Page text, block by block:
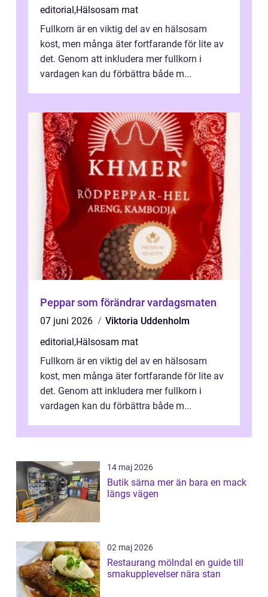
editorial ,Hälsosam mat
Fullkorn är en viktig del av en hälsosam
kost, men många äter fortfarande för lite av
det. Genom att inkludera mer fullkorn i
vardagen kan du förbättra både m...
Peppar som förändrar vardagsmaten
07 juni 2026
Viktoria Uddenholm
editorial ,Hälsosam mat
Fullkorn är en viktig del av en hälsosam
kost, men många äter fortfarande för lite av
det. Genom att inkludera mer fullkorn i
vardagen kan du förbättra både m...
14 maj 2026
Butik särna mer än bara en mack
längs vägen
02 maj 2026
Restaurang mölndal en guide till
smakupplevelser nära stan